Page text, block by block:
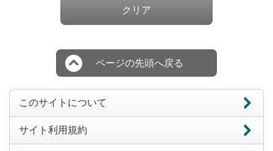
クリア
ページの先頭へ戻る
このサイトについて
サイト利用規約